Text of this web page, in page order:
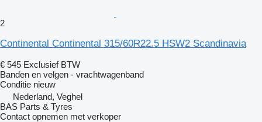
2
Continental Continental 315/60R22.5 HSW2 Scandinavia
€ 545 Exclusief BTW
Banden en velgen - vrachtwagenband
Conditie nieuw
Nederland, Veghel
BAS Parts & Tyres
Contact opnemen met verkoper